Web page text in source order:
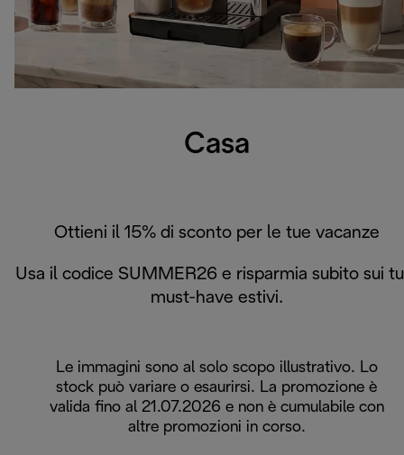
Casa
Ottieni il 15% di sconto per le tue vacanze
Usa il codice SUMMER26 e risparmia subito sui
must-have estivi.
Le immagini sono al solo scopo illustrativo. Lo
stock può variare o esaurirsi. La promozione è
valida fino al 21.07.2026 e non è cumulabile con
altre promozioni in corso.